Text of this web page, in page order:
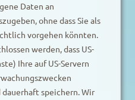
Daten an
ohne dass Sie als
vorgehen könnten.
werden, dass US-
Ihre auf US-Servern
speichern. Wir